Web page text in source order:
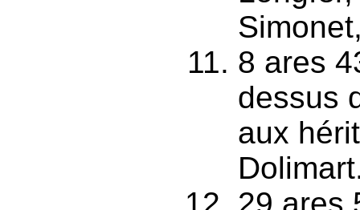
8 ares
dessus
aux